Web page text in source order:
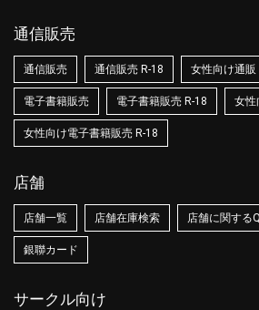
通信販売
通信販売 通信販売 R-18 女性向け通販
電子書籍販売 電子書籍販売 R-18 女性
女性向け電子書籍販売 R-18
店舗
店舗一覧 店舗在庫検索 店舗に関する
銀聯カード
サークル向け